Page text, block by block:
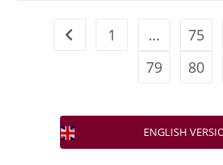
1 … 75
79
80
ENGLISH